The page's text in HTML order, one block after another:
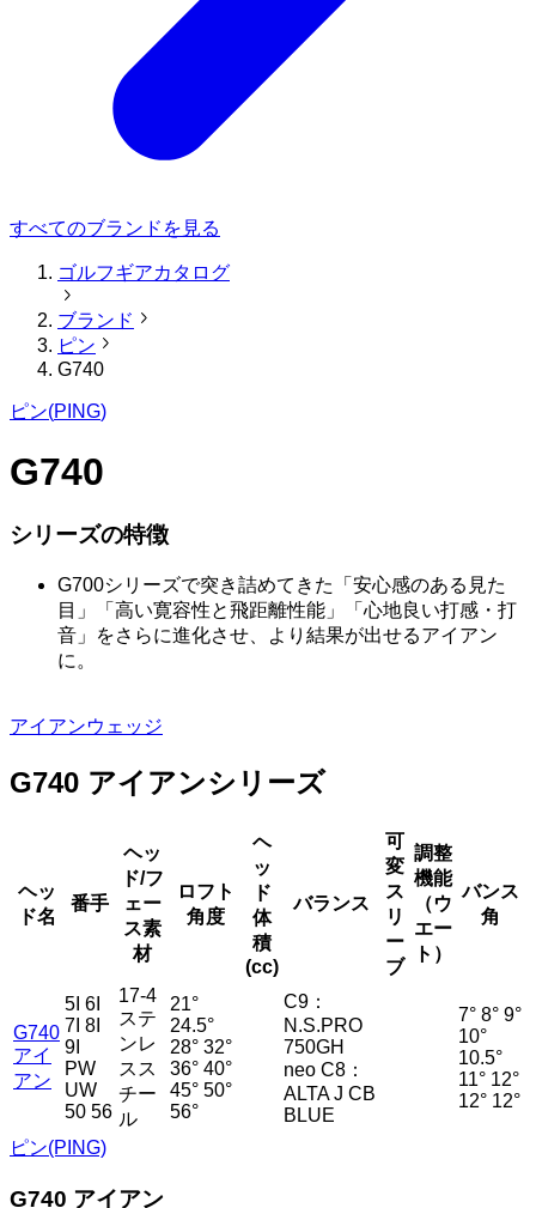
すべてのブランドを見る
ゴルフギアカタログ
ブランド
ピン
G740
ピン(PING)
G740
シリーズの特徴
G700シリーズで突き詰めてきた「安心感のある見た
目」「高い寛容性と飛距離性能」「心地良い打感・打
音」をさらに進化させ、より結果が出せるアイアン
に。
アイアンウェッジ
G740 アイアンシリーズ
ヘッ
ド名
番手
ヘッ
ド/フ
ェー
ス素
材
ロフト
角度
ヘ
ッ
ド
体
積
(cc)
バランス
可
変
ス
リ
ー
ブ
調整
機能
（ウ
エー
ト）
バンス
角
G740
アイ
アン
5I 6I
7I 8I
9I
PW
UW
50 56
17-4
ステ
ンレ
スス
チー
ル
21°
24.5°
28° 32°
36° 40°
45° 50°
56°
C9：
N.S.PRO
750GH
neo C8：
ALTA J CB
BLUE
7° 8° 9°
10°
10.5°
11° 12°
12° 12°
ピン(PING)
G740 アイアン